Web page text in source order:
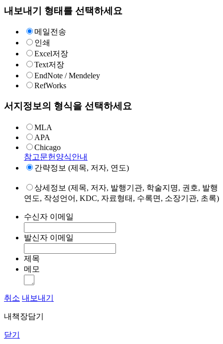
내보내기 형태를 선택하세요
메일전송
인쇄
Excel저장
Text저장
EndNote / Mendeley
RefWorks
서지정보의 형식을 선택하세요
MLA
APA
Chicago
참고문헌양식안내
간략정보 (제목, 저자, 연도)
상세정보 (제목, 저자, 발행기관, 학술지명, 권호, 발행
연도, 작성언어, KDC, 자료형태, 수록면, 소장기관, 초록)
수신자 이메일
발신자 이메일
제목
메모
취소 내보내기
내책장담기
닫기